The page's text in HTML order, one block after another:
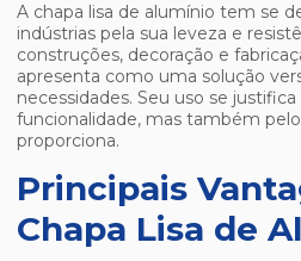
A chapa lisa de alumínio tem se
indústrias pela sua leveza e
construções, decoração e
apresenta como uma solução
necessidades. Seu uso se
funcionalidade, mas também
proporciona.
Principais
Chapa Lisa de